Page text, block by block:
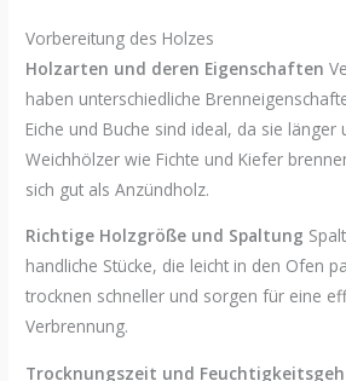
Vorbereitung des Holzes
Holzarten und deren Eigenschaften
haben unterschiedliche
Eiche und Buche sind ideal, da sie
Weichhölzer wie Fichte und Kiefer
sich gut als Anzündholz.
Richtige Holzgröße und Spaltung
handliche Stücke, die leicht in den Ofen
trocknen schneller und sorgen für eine
Verbrennung.
Trocknungszeit und